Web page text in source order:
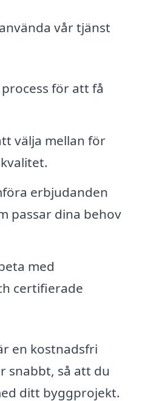
vår tjänst
för att få
välja mellan för
erbjudanden
passar dina behov
med
certifierade
en kostnadsfri
snabbt, så att du
ditt byggprojekt.